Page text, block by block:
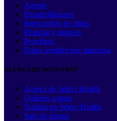
Agents
Desarrolladores
Intercambio de datos
Pharmacy support
Providers
Datos legibles por máquina
ACERCA DE NOSOTROS
Acerca de Select Health
Quiénes somos
Trabaja en Select Health
Sala de prensa